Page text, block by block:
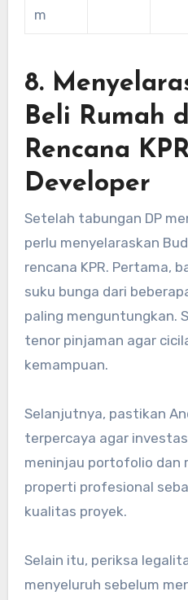
m
8.
Beli Rumah
Rencana
Developer
Setelah tabungan DP
perlu menyelaraskan
rencana KPR. Pertama,
suku bunga dari
paling menguntungkan.
tenor pinjaman agar
kemampuan.
Selanjutnya, pastikan
terpercaya agar
meninjau portofolio dan
properti profesional
kualitas proyek.
Selain itu, periksa
menyeluruh sebelum